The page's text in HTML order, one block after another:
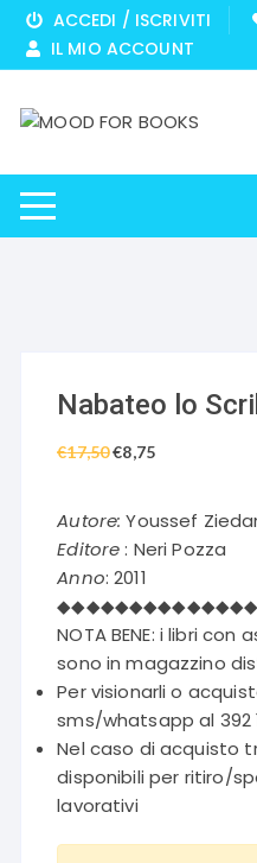
Vai
contenuto
ACCEDI / ISCRIVITI
IL MIO ACCOUNT
Nabateo lo
€17,50Il
€17,50.
€8,75Il
attuale
è:
Autore: Youssef
Editore: Neri Pozza
Anno: 2011
NOTA BENE: i libri
sono in magazzino
Per visionarli o
sms/whatsapp al 392
Nel caso di acquisto
disponibili per ritiro/
lavorativi